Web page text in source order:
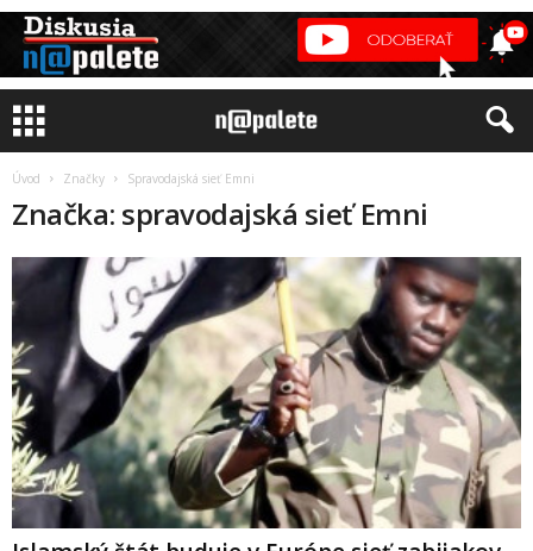
Úvod Značky Spravodajská sieť Emni
Značka: spravodajská sieť Emni